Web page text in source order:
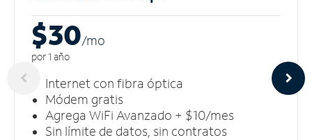
$30/mo
por 1 año
Internet con fibra óptica
Módem gratis
Agrega WiFi Avanzado + $10/mes
Sin límite de datos, sin contratos